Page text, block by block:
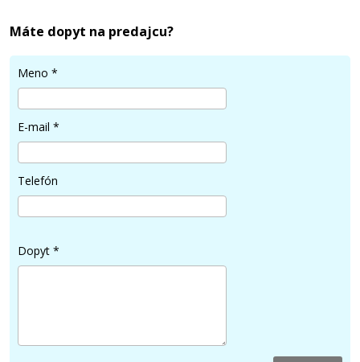
Máte dopyt na predajcu?
Meno *
E-mail *
Telefón
Dopyt *